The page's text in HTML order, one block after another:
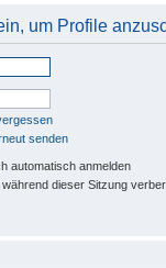
um Profile
senden
automatisch anmelden
dieser Sitzung